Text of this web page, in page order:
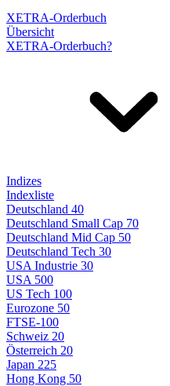
XETRA-Orderbuch
Übersicht
XETRA-Orderbuch?
Indizes
Indexliste
Deutschland 40
Deutschland Small Cap 70
Deutschland Mid Cap 50
Deutschland Tech 30
USA Industrie 30
USA 500
US Tech 100
Eurozone 50
FTSE-100
Schweiz 20
Österreich 20
Japan 225
Hong Kong 50